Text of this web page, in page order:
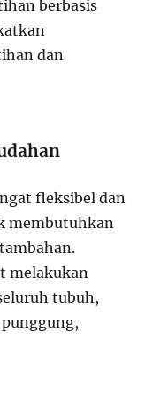
berbasis
dan
fleksibel dan
membutuhkan
melakukan
tubuh,